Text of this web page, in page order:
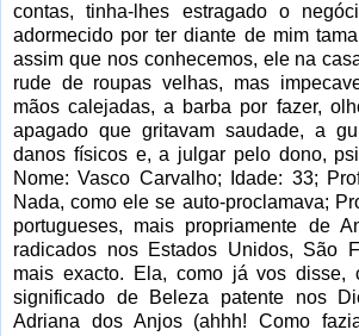
contas, tinha-lhes estragado o
adormecido por ter diante de mim
assim que nos conhecemos, ele na
rude de roupas velhas, mas
mãos calejadas, a barba por fazer,
apagado que gritavam saudade, a
danos físicos e, a julgar pelo dono,
Nome: Vasco Carvalho; Idade: 33;
Nada, como ele se auto-proclamava;
portugueses, mais propriamente de
radicados nos Estados Unidos, São
mais exacto. Ela, como já vos disse,
significado de Beleza patente nos
Adriana dos Anjos (ahhh! Como